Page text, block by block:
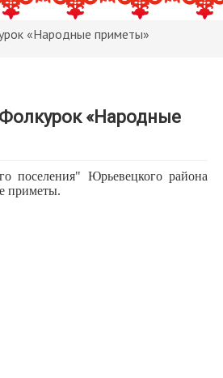
«Народные приметы»
«Народные
поселения" Юрьевецкого района
приметы.